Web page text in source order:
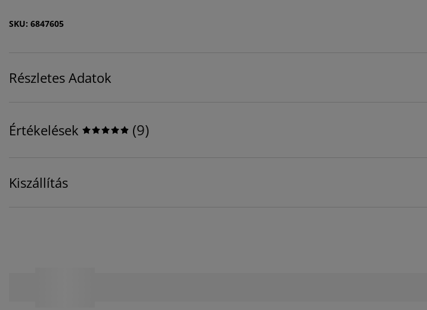
SKU: 6847605
Részletes Adatok
Értékelések (9)
Kiszállítás